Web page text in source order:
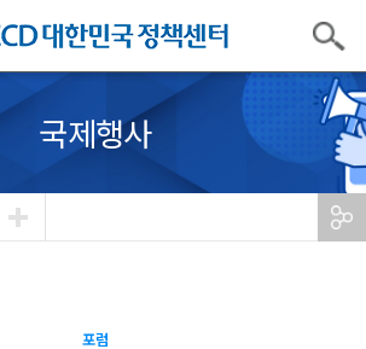
국제행사
포럼